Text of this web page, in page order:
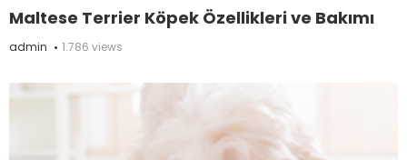
Maltese Terrier Köpek Özellikleri ve Bakımı
admin 1.786 views